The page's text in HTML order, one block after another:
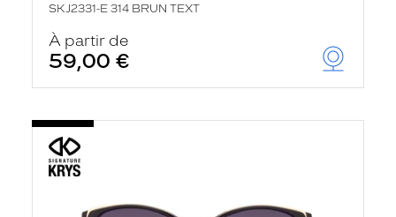
SKJ2331-E 314 BRUN TEXT
À partir de
59,00 €